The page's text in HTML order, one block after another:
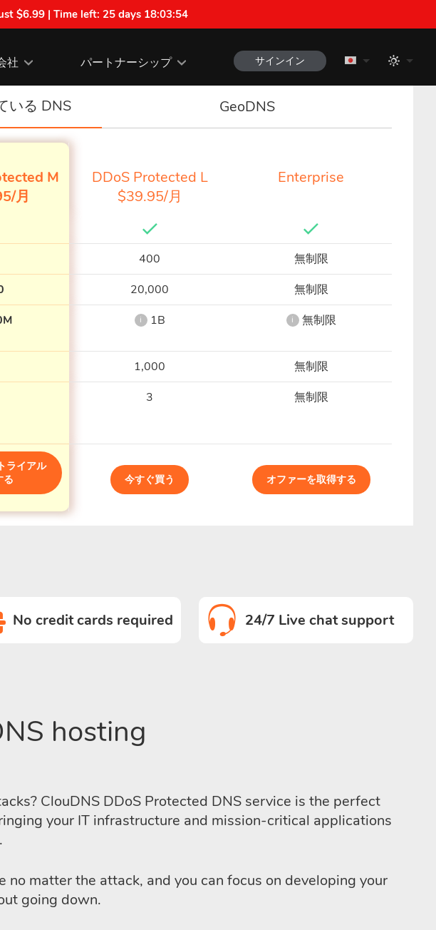
$6.99 | Time left: 25 days 18:03:53
社 パートナーシップ サインイン
いる DNS GeoDNS
M
月
DDoS Protected L
$39.95/月
Enterprise
400 無制限
20,000 無制限
i 1B i 無制限
1,000 無制限
3 無制限
ライアル
る
今すぐ買う オファーを取得する
No credit cards required 24/7 Live chat support
hosting
ClouDNS DDoS Protected DNS service is the perfect
your IT infrastructure and mission-critical applications
matter the attack, and you can focus on developing your
going down.